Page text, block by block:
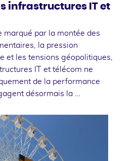
infrastructures IT et
marqué par la montée des
la pression
et les tensions géopolitiques,
IT et télécom ne
de la performance
désormais la …